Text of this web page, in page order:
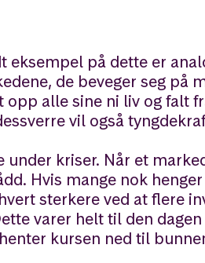
på dette er
de beveger seg på
alle sine ni liv og falt
vil også
kriser. Når et
Hvis mange nok
sterkere ved at flere
varer helt til den
kursen ned til